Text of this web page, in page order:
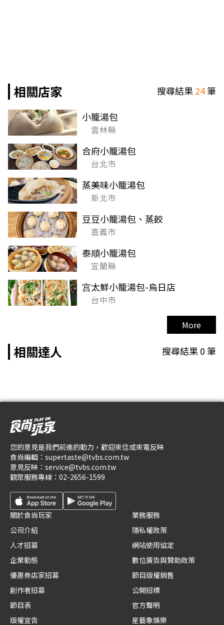
相關店家 搜尋結果24筆
小籠湯包
雲林縣
合府小籠湯包
台北市
蒸美味小籠湯包
新北市
豆豆小籠湯包、蒸餃
嘉義市
泰順小籠湯包
宜蘭縣
宫太鮮小籠湯包-烏日店
台中市
More
相關達人 搜尋結果0筆
您的意見是我們前進的動力，歡迎來信或來電反映
食尚編輯： supertaste@tvbs.com.tw
意見反映： service@tvbs.com.tw
觀眾服務專線： 02-2656-1599
關於食尚玩家
公司介紹
人才招募
企業動態
優惠券店家招募
創作者招募
節目表
版權宣告
業務服務
隱私權政策
網站使用協定
數位廣告與贊助政策
節目版權銷售
公開招標
官方聲明
星藝象娛樂